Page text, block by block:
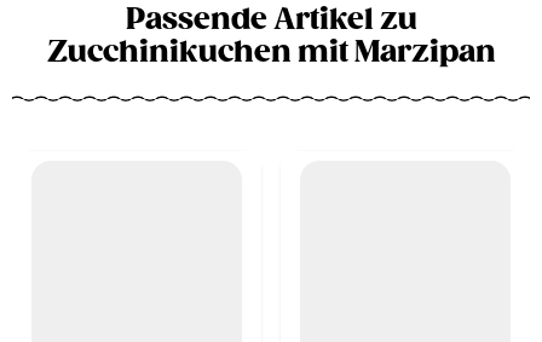
Passende Artikel zu
Zucchinikuchen mit Marzipan